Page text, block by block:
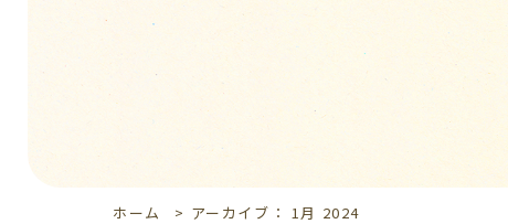
ホーム > アーカイブ： 1月 2024